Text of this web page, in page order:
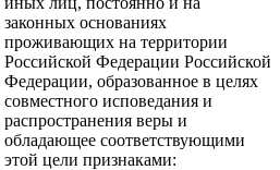
законных основаниях
проживающих на территории
Российской Федерации Российской
Федерации, образованное в целях
совместного исповедания и
распространения веры и
обладающее соответствующими
этой цели признаками: